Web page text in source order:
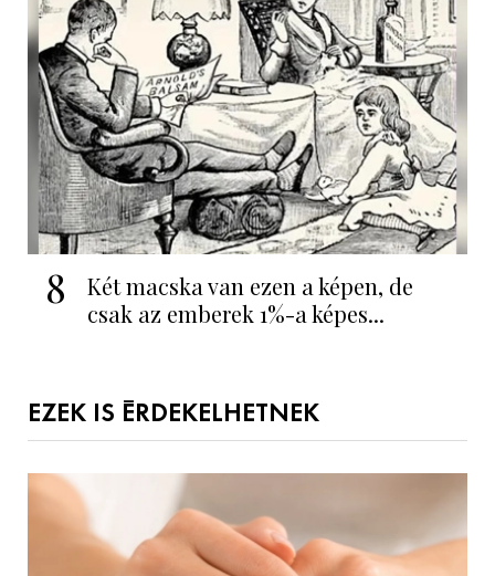
8
Két macska van ezen a képen, de
csak az emberek 1%-a képes...
EZEK IS ÉRDEKELHETNEK